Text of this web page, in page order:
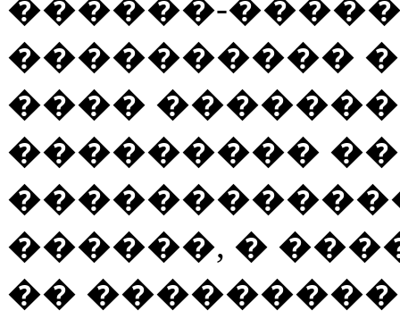
������-
����������
����
���������
������, �
��